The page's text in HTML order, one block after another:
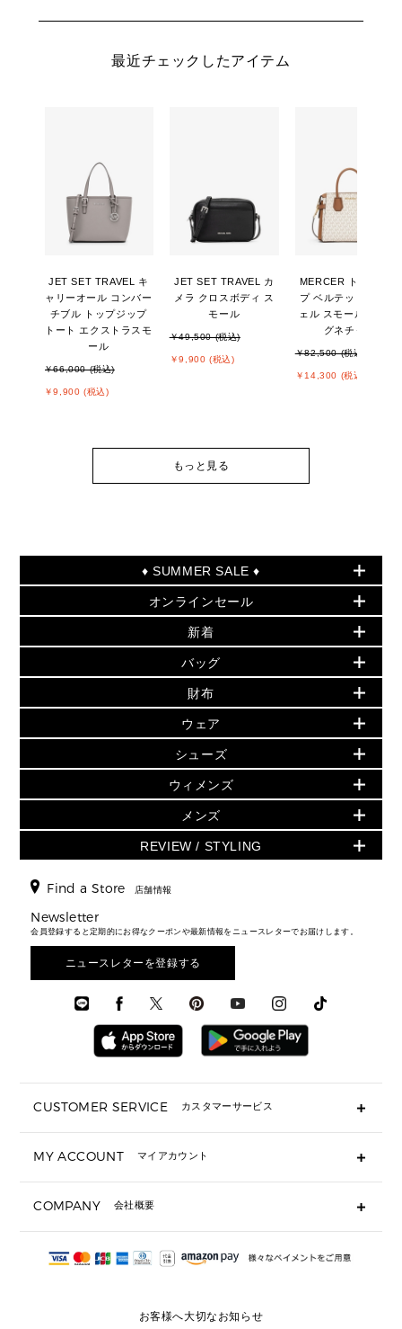
最近チェックしたアイテム
JET SET TRAVEL キ
ャリーオール コンバー
チブル トップジップ
トート エクストラスモ
ール
￥66,000 (税込)
￥9,900 (税込)
JET SET TRAVEL カ
メラ クロスボディ ス
モール
￥49,500 (税込)
￥9,900 (税込)
MERCER トップジッ
プ ベルテッド サッチ
ェル スモール - MKシ
グネチャー
￥82,500 (税込)
￥14,300 (税込)
もっと見る
♦ SUMMER SALE ♦
セールおすすめアイテム
▶ ウィメンズ
バッグ
小物
シューズ・靴
ウェア
アクセサリー
時計
▶ メンズ
バッグ
ウェア
アクセサリー
オンラインセール
PRODUCT OF THE MONTH - 今月の特別価格
再値下げアイテム
追加アイテム
▶ ウィメンズすべて(ウェア・シューズ除く)
バッグ
財布・小物
ウェア
シューズ
時計・ジュエリー
アクセサリー
メンズ バッグ
メンズ 財布・小物
メンズ シューズ
メンズ ウェア
メンズ 時計・その他
新着
初夏のスタイル
▶ すべて
▶ ウィメンズすべて
財布・小物
アクセサリー
フレグランス
シューズ
▶ メンズすべて
メンズ財布・小物
メンズアクセサリー
メンズウェア
バッグ
人気の定番アイテム
日本限定 - バッグ
▶ ウィメンズすべて
トートバッグ
ショルダーバッグ
クロスボディ・斜め掛け
トラベル
3 IN 1 / 2 IN 1 バッグ
▶ メンズすべて
財布
日本限定 - 財布・小物
▶ ウィメンズすべて
GREENWICH
折り財布(二つ折り・三つ折り)
長財布
▶ メンズすべて
ウェア
▶ ウィメンズすべて
トップス
スカート・パンツ
ジャケット・アウター
▶ メンズすべて
シューズ
▶ ウィメンズすべて
サンダル
スニーカー
▶ メンズすべて
ウィメンズ
人気の定番アイテム
▶ ウィメンズすべて
▶ バッグすべて
通勤・通学アイテム
3 IN 1 バッグ
ミニ財布・フラグメントケース
▶ 小物すべて
定期ケース・カードケース・名刺入れ
スニーカー
▶ ウェア
メンズ
▶ メンズすべて
財布・小物
時計・ジュエリー
アクセサリー
REVIEW / STYLING
エディターレビュー
Find a Store 店舗情報
Newsletter
会員登録すると定期的にお得なクーポンや最新情報をニュースレターでお届けします。
ニュースレターを登録する
CUSTOMER SERVICE カスタマーサービス
ギフト用にラッピングができますか？
ショッピングバッグを購入商品分送ってもらえますか？
注文後に完了メールが受信できないのですが？
サイズ交換はできますか？
MY ACCOUNT マイアカウント
COMPANY 会社概要
会社概要
お客様へ大切なお知らせ